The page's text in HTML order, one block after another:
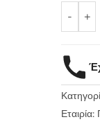
-
-
+
Εταιρία: